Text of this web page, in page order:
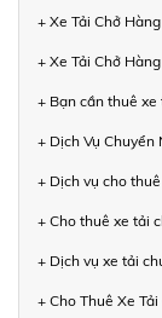
+ Xe Tải Chở
+ Xe Tải Chở
+ Bạn cần thuê
+ Dịch Vụ Chuyển
+ Dịch vụ cho
+ Cho thuê xe tải
+ Dịch vụ xe tải
+ Cho Thuê Xe